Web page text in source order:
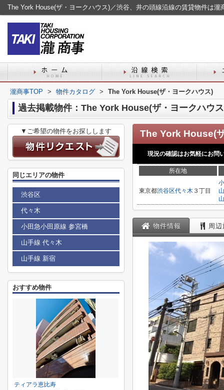
The York House(ザ・ヨークハウス)／渋谷、井の頭線沿線の賃貸物件は瀧
瀧商事TOP > 物件カタログ > The York House(ザ・ヨークハウス)
過去掲載物件：The York House(ザ・ヨークハウ
現況の確認はお気軽にお問
所在地
東京都渋谷区代々木 ３丁目
物件情報 周
▼ご希望の物件をお探しします
同じエリアの物件
渋谷区
代々木
小田急小田原線 参宮橋
山手線 代々木
山手線 新宿
おすすめ物件
ティアラ恵比寿